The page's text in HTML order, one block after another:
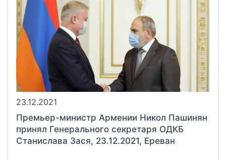
23.12.2021
Премьер-министр Армении Никол Пашинян
принял Генерального секретаря ОДКБ
Станислава Зася, 23.12.2021, Ереван